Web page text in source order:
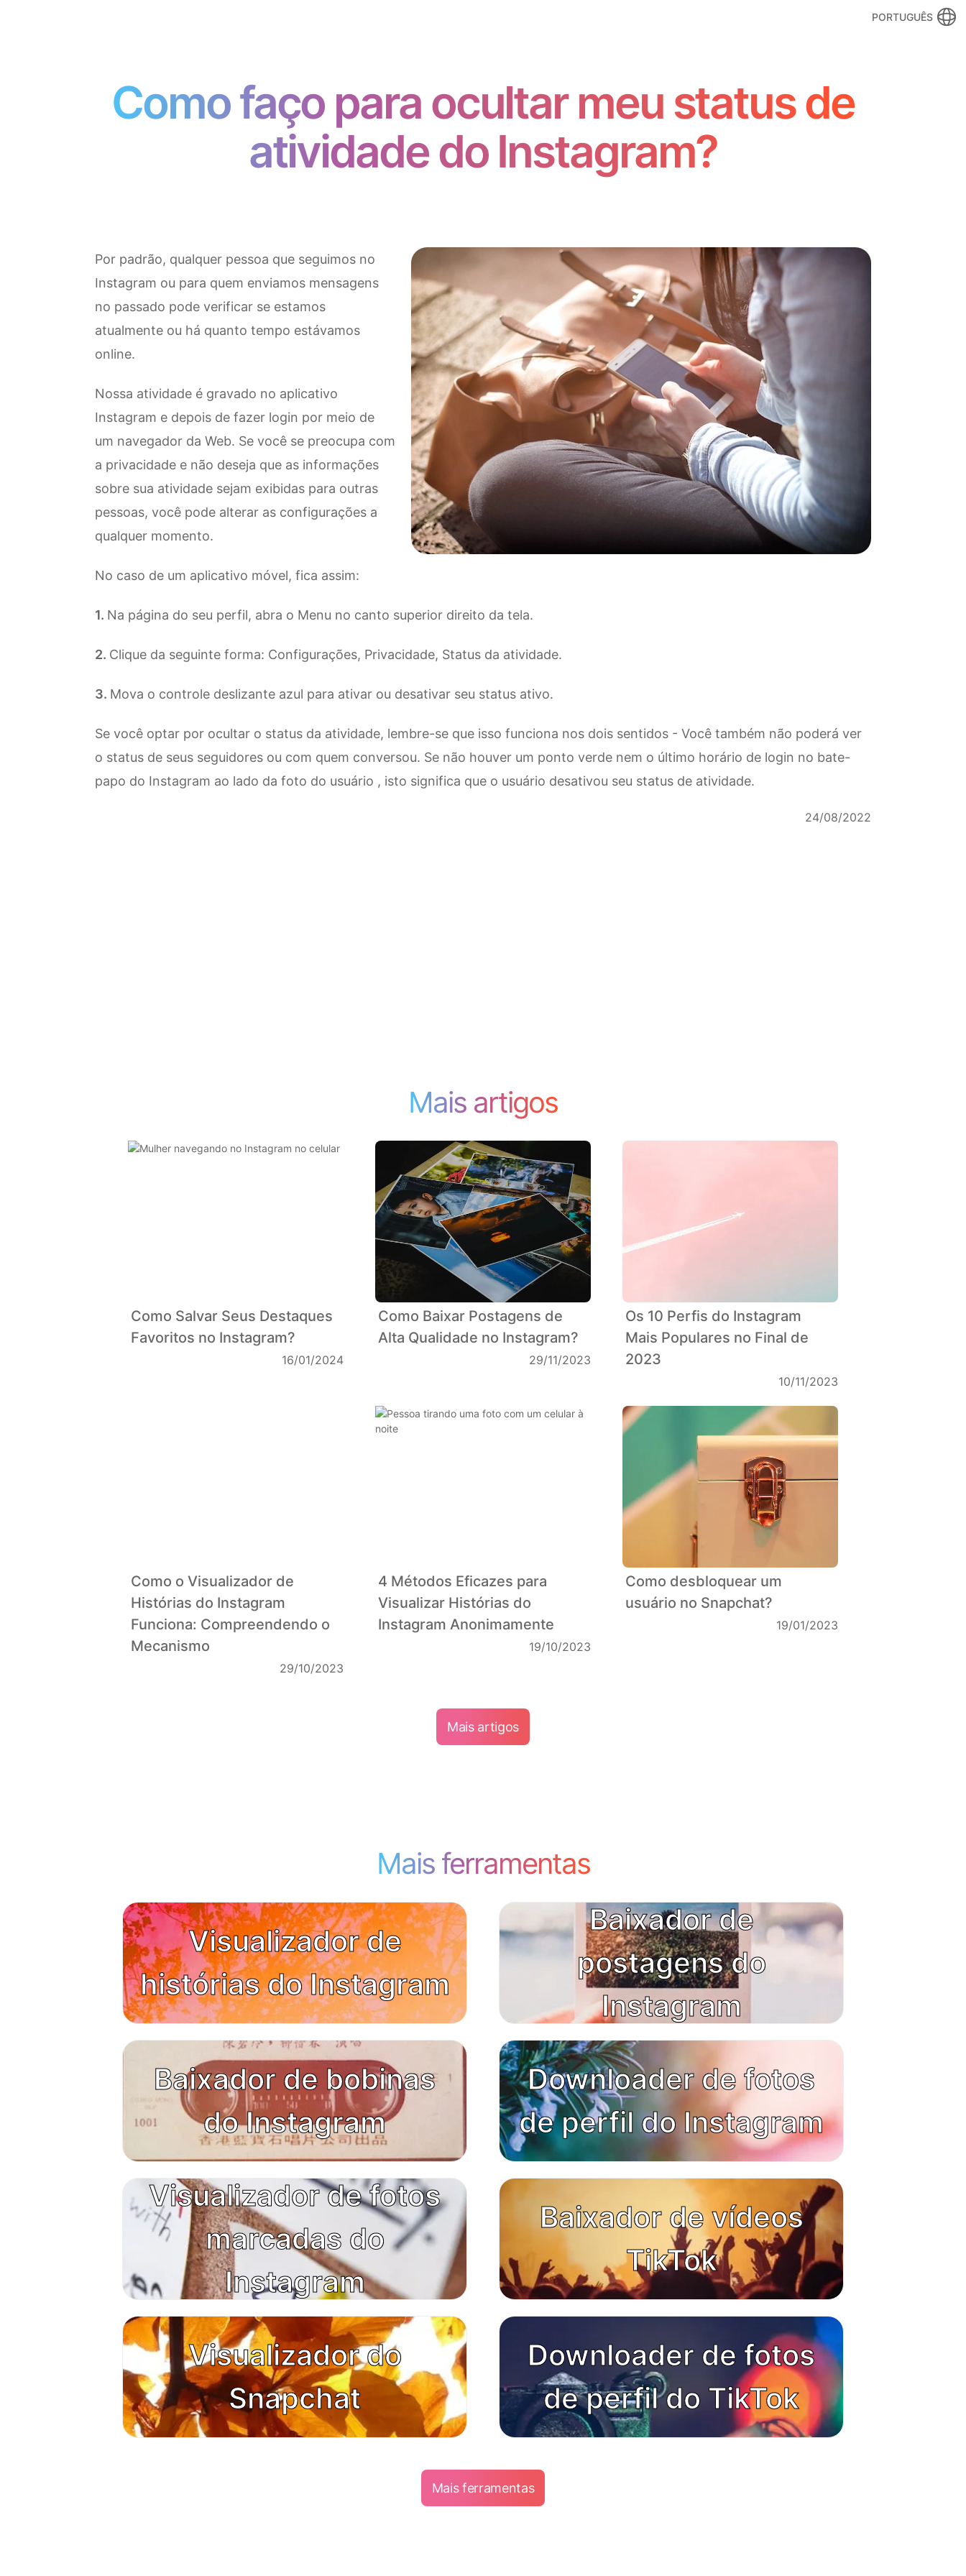
PORTUGUÊS
Como faço para ocultar meu status de
atividade do Instagram?
Por padrão, qualquer pessoa que seguimos no
Instagram ou para quem enviamos mensagens
no passado pode verificar se estamos
atualmente ou há quanto tempo estávamos
online.
Nossa atividade é gravado no aplicativo
Instagram e depois de fazer login por meio de
um navegador da Web. Se você se preocupa com
a privacidade e não deseja que as informações
sobre sua atividade sejam exibidas para outras
pessoas, você pode alterar as configurações a
qualquer momento.
No caso de um aplicativo móvel, fica assim:
Na página do seu perfil, abra o Menu no canto superior direito da tela.
Clique da seguinte forma: Configurações, Privacidade, Status da atividade.
Mova o controle deslizante azul para ativar ou desativar seu status ativo.
Se você optar por ocultar o status da atividade, lembre-se que isso funciona nos dois sentidos - Você também não poderá ver
o status de seus seguidores ou com quem conversou. Se não houver um ponto verde nem o último horário de login no bate-
papo do Instagram ao lado da foto do usuário , isto significa que o usuário desativou seu status de atividade.
24/08/2022
Mais artigos
Como Salvar Seus Destaques
Favoritos no Instagram?
16/01/2024
Como Baixar Postagens de
Alta Qualidade no Instagram?
29/11/2023
Os 10 Perfis do Instagram
Mais Populares no Final de
2023
10/11/2023
Como o Visualizador de
Histórias do Instagram
Funciona: Compreendendo o
Mecanismo
29/10/2023
4 Métodos Eficazes para
Visualizar Histórias do
Instagram Anonimamente
19/10/2023
Como desbloquear um
usuário no Snapchat?
19/01/2023
Mais artigos
Mais ferramentas
Visualizador de
histórias do Instagram
Baixador de
postagens do
Instagram
Baixador de bobinas
do Instagram
Downloader de fotos
de perfil do Instagram
Visualizador de fotos
marcadas do
Instagram
Baixador de vídeos
TikTok
Visualizador do
Snapchat
Downloader de fotos
de perfil do TikTok
Mais ferramentas